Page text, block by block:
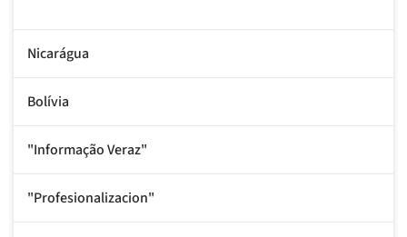
Nicarágua
Bolívia
"Informação Veraz"
"Profesionalizacion"